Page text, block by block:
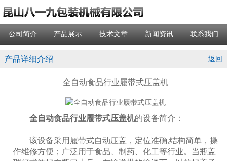
公司简介 产品展示 技术文章 新闻资讯 联系我们
产品详细介绍 返回
全自动食品行业履带式压盖机
全自动食品行业履带式压盖机的设备简介：
该设备采用履带式自动压盖，定位准确,结构简单，操
作维修方便；广泛用于食品、制药、化工等行业。当瓶盖